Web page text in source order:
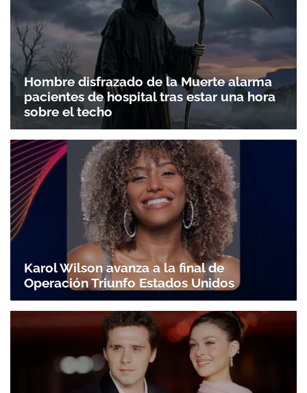
Hombre disfrazado de la Muerte alarma
pacientes de hospital tras estar una hora
sobre el techo
Karol Wilson avanza a la final de
Operación Triunfo Estados Unidos